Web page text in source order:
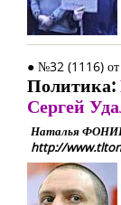
● №32 (1116)
Политика:
Сергей
Наталья
http://